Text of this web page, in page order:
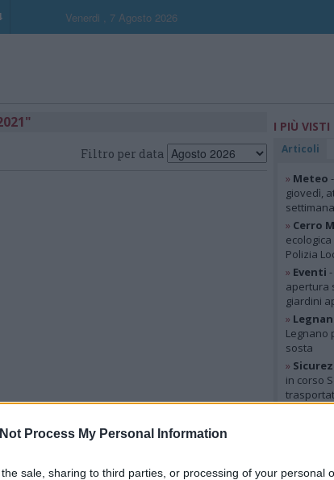
Process My Personal Information
sale, sharing to third parties, or processing of your personal
Venerdi , 7 Agosto 2026
Filtro per data
I PIÙ VISTI
Articoli
» Meteo
giovedì,
settimana
» Cerro
Polizia
» Eventi
apertura
giardini
»
Legnano
sosta
»
in corso
Gallerie